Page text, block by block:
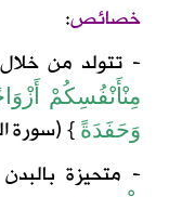
خصائص:
- تتولد من
مِنْأَنْفُسِكُمْ
وَحَفَدَةً } (سورة
- متحيزة